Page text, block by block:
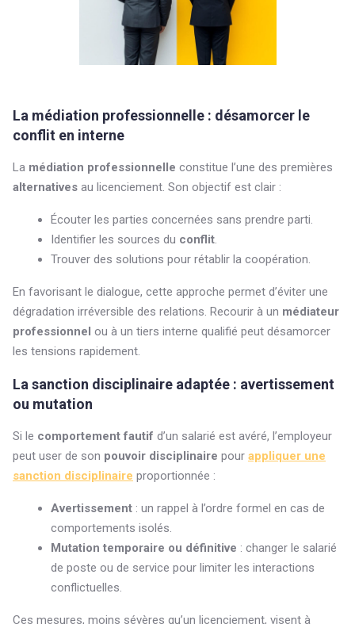
La médiation professionnelle : désamorcer le
conflit en interne
La médiation professionnelle constitue l’une des premières
alternatives au licenciement. Son objectif est clair :
Écouter les parties concernées sans prendre parti.
Identifier les sources du conflit.
Trouver des solutions pour rétablir la coopération.
En favorisant le dialogue, cette approche permet d’éviter une
dégradation irréversible des relations. Recourir à un médiateur
professionnel ou à un tiers interne qualifié peut désamorcer
les tensions rapidement.
La sanction disciplinaire adaptée : avertissement
ou mutation
Si le comportement fautif d’un salarié est avéré, l’employeur
peut user de son pouvoir disciplinaire pour appliquer une
sanction disciplinaire proportionnée :
Avertissement : un rappel à l’ordre formel en cas de
comportements isolés.
Mutation temporaire ou définitive : changer le salarié
de poste ou de service pour limiter les interactions
conflictuelles.
Ces mesures, moins sévères qu’un licenciement, visent à